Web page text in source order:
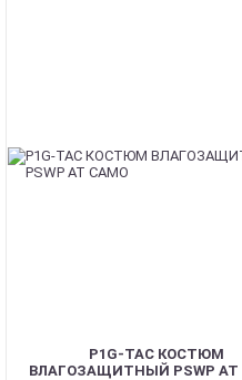
P1G-TAC КОСТЮМ
ВЛАГОЗАЩИТНЫЙ PSWP AT